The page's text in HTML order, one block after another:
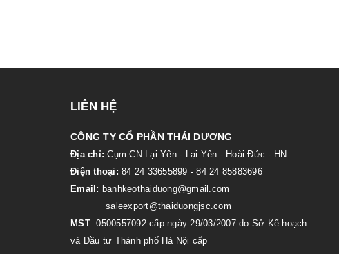
LIÊN HỆ
CÔNG TY CỔ PHẦN THÁI DƯƠNG
Địa chỉ: Cụm CN Lại Yên - Lại Yên - Hoài Đức - HN
Điện thoại: 84 24 33655899 - 84 24 85883696
Email: banhkeothaiduong@gmail.com
saleexport@thaiduongjsc.com
MST: 0500557092 cấp ngày 29/03/2007 do Sở Kế hoạch
và Đầu tư Thành phố Hà Nội cấp